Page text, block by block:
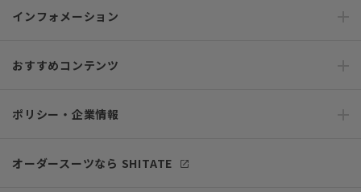
インフォメーション
おすすめコンテンツ
ポリシー・企業情報
オーダースーツなら SHITATE